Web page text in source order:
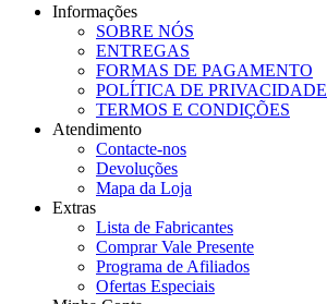
Informações
SOBRE NÓS
ENTREGAS
FORMAS DE PAGAMENTO
POLÍTICA DE PRIVACIDADE
TERMOS E CONDIÇÕES
Atendimento
Contacte-nos
Devoluções
Mapa da Loja
Extras
Lista de Fabricantes
Comprar Vale Presente
Programa de Afiliados
Ofertas Especiais